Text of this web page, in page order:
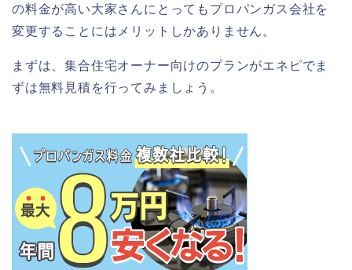
の料金が高い大家さんにとってもプロパンガス会社を
変更することにはメリットしかありません。
まずは、集合住宅オーナー向けのプランがエネピでま
ずは無料見積を行ってみましょう。